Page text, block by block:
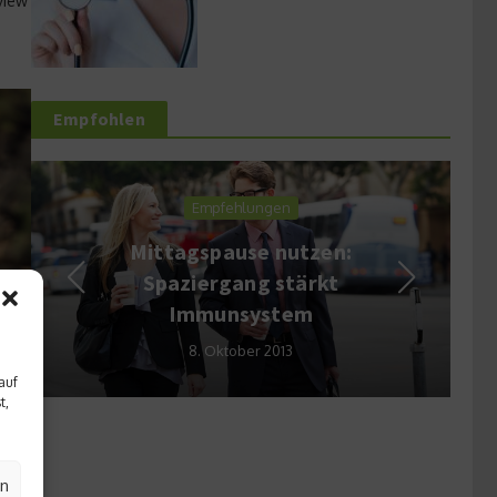
Empfohlen
Empfehlungen
Mittagspause nutzen:
Spaziergang stärkt
Immunsystem
8. Oktober 2013